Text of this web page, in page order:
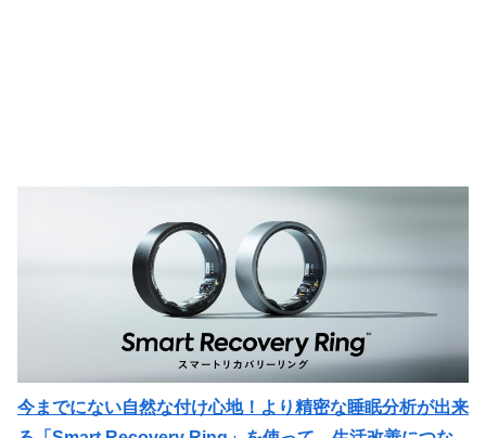
今までにない自然な付け心地！より精密な睡眠分析が出来